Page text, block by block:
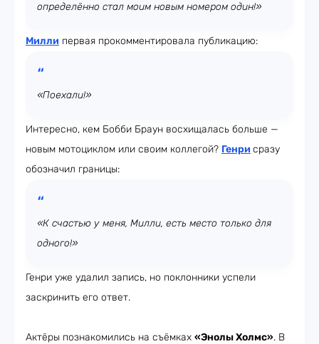
определённо стал моим новым номером один!»
Милли первая прокомментировала публикацию:
«Поехали!»
Интересно, кем Бобби Браун восхищалась больше —
новым мотоциклом или своим коллегой? Генри сразу
обозначил границы:
«К счастью у меня, Милли, есть место только для
одного!»
Генри уже удалил запись, но поклонники успели
заскринить его ответ.
Актёры познакомились на съёмках «Энолы Холмс». В